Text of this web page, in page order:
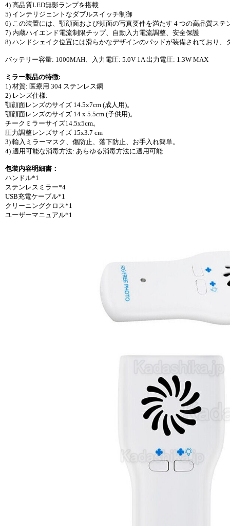
4) 高品質LED無影ランプを搭載
5) インテリジェントなダブルスイッチ制御
6) この装置には、顎顔面および頬面の写真要件を満たす 4 つの高品質ス
7) 内蔵ハイエンド電流制限チップ、自動入力電流調整、安全保護
8) ハンドシェイク位置には滑らかなデザインのパッドが装備されており、
バッテリー容量: 1000MAH、入力電圧: 5.0V 1A 出力電圧: 1.3W MAX
ミラー製品の特徴:
1) 材質: 医療用 304 ステンレス鋼
2) レンズ仕様:
顎顔面レンズのサイズ 14.5x7cm (成人用)。
顎顔面レンズのサイズ 14 x 5.5cm (子供用)。
チークミラーサイズ14.5x5cm。
圧力調整レンズサイズ 15x3.7 cm
3) 輸入ミラーマスク、傷防止、落下防止、お手入れ簡単。
4) 適用可能な消毒方法: あらゆる消毒方法に適用可能
包装内容明細書：
ハンドル*1
ステンレスミラー*4
USB充電ケーブル*1
クリーニングクロス*1
ユーザーマニュアル*1